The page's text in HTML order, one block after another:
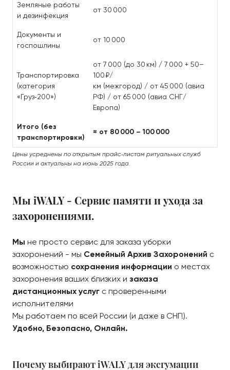
Земляные работы
и дезинфекция
от 30 000
Документы и
госпошлины
от 10 000
Транспортировка
(категория
«Груз‑200»)
от 7 000 (до 30 км) / 7 000 + 50–
100 ₽/
км (межгород) / от 45 000 (авиа
РФ) / от 65 000 (авиа СНГ/
Европа)
Итого (без
транспортировки)
≈ от 80 000 – 100 000
Цены усреднены по открытым прайс‑листам ритуальных служб
России и актуальны на июнь 2025 года.
Мы iWALY - Сервис памяти и ухода за
захоронениями.
Мы не просто сервис для заказа уборки
захоронений - мы Семейный Архив Захоронений с
возможностью сохранения информации о местах
захоронения ваших близких и заказа
дистанционных услуг с проверенными
исполнителями
Мы работаем по всей России (и даже в СНГ!).
Удобно, Безопасно, Онлайн.
Почему выбирают iWALY для эксгумации